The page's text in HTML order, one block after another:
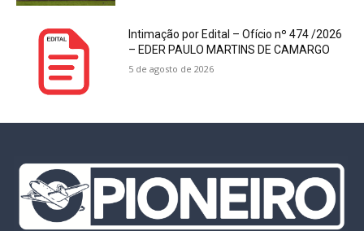
Intimação por Edital – Ofício nº 474 /2026
– EDER PAULO MARTINS DE CAMARGO
5 de agosto de 2026